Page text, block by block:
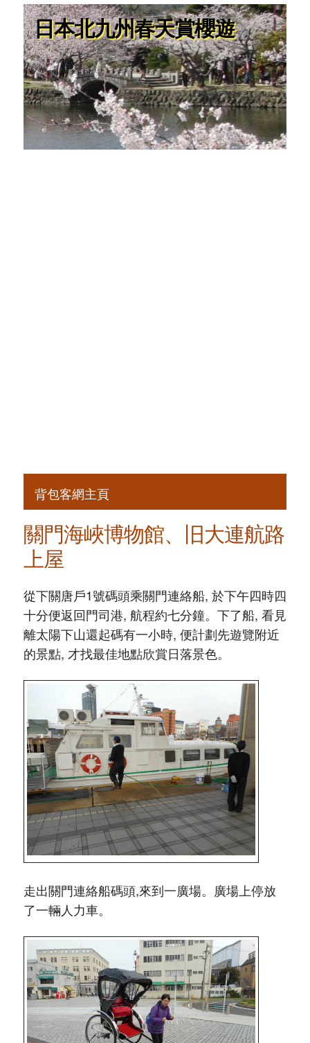
日本北九州春天賞櫻遊
背包客網主頁
關門海峽博物館、旧大連航路
上屋
從下關唐戶1號碼頭乘關門連絡船, 於下午四時四
十分便返回門司港, 航程約七分鐘。下了船, 看見
離太陽下山還起碼有一小時, 便計劃先遊覽附近
的景點, 才找最佳地點欣賞日落景色。
走出關門連絡船碼頭,來到一廣場。廣場上停放
了一輛人力車。